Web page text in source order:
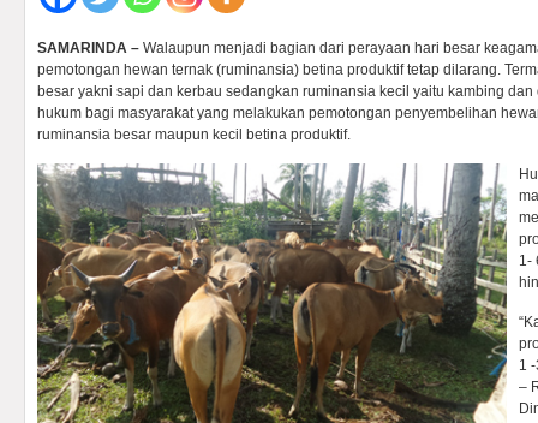
SAMARINDA – Walaupun menjadi bagian dari perayaan hari besar
pemotongan hewan ternak (ruminansia) betina produktif tetap dilarang.
besar yakni sapi dan kerbau sedangkan ruminansia kecil yaitu kambing
hukum bagi masyarakat yang melakukan pemotongan penyembelihan
ruminansia besar maupun kecil betina produktif.
1-
1
–